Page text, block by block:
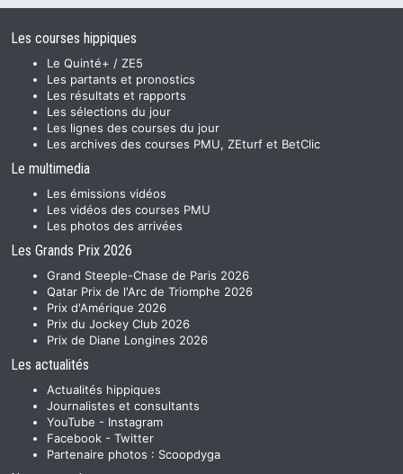
Les courses hippiques
Le Quinté+ / ZE5
Les partants et pronostics
Les résultats et rapports
Les sélections du jour
Les lignes des courses du jour
Les archives des courses PMU, ZEturf et BetClic
Le multimedia
Les émissions vidéos
Les vidéos des courses PMU
Les photos des arrivées
Les Grands Prix 2026
Grand Steeple-Chase de Paris 2026
Qatar Prix de l'Arc de Triomphe 2026
Prix d'Amérique 2026
Prix du Jockey Club 2026
Prix de Diane Longines 2026
Les actualités
Actualités hippiques
Journalistes et consultants
YouTube - Instagram
Facebook - Twitter
Partenaire photos : Scoopdyga